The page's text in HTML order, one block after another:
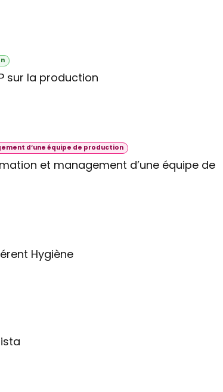
sur la production
d’une équipe de production
et management d’une équipe de
Hygiène